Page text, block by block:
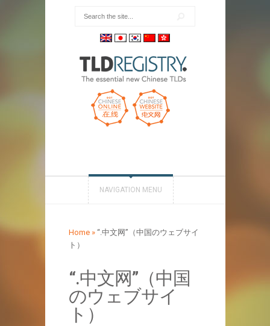
NAVIGATION MENU
Home »“.中文网”（中国のウェブサイ
ト）
“.中文网”（中国
のウェブサイ
ト）